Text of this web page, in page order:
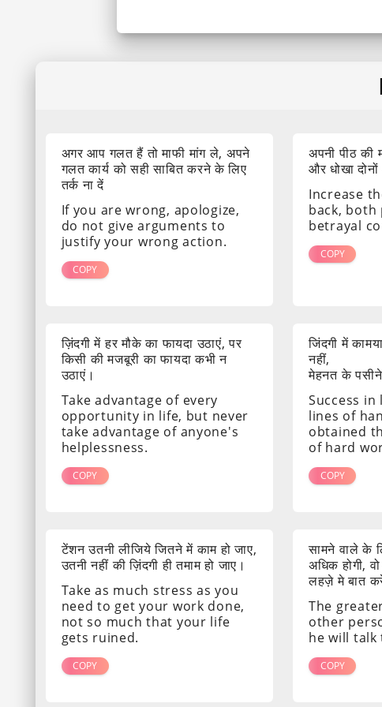
अगर आप गलत हैं तो माफी मांग ले, अपने
गलत कार्य को सही साबित करने के लिए
तर्क ना दें
If you are wrong, apologize,
do not give arguments to
justify your wrong action.
COPY
अपनी पीठ की
और धोखा
Increase
back, both
betrayal
COPY
ज़िंदगी में हर मौके का फायदा उठाएं, पर
किसी की मजबूरी का फायदा कभी न
उठाएं।
Take advantage of every
opportunity in life, but never
take advantage of anyone's
helplessness.
COPY
जिंदगी में
नहीं,
मेहनत के
Success
lines of
obtained
of hard
COPY
टेंशन उतनी लीजिये जितने में काम हो जाए,
उतनी नहीं की ज़िंदगी ही तमाम हो जाए।
Take as much stress as you
need to get your work done,
not so much that your life
gets ruined.
COPY
सामने वाले के
अधिक होगी,
लहज़े मे बात
The
other
he will talk
COPY